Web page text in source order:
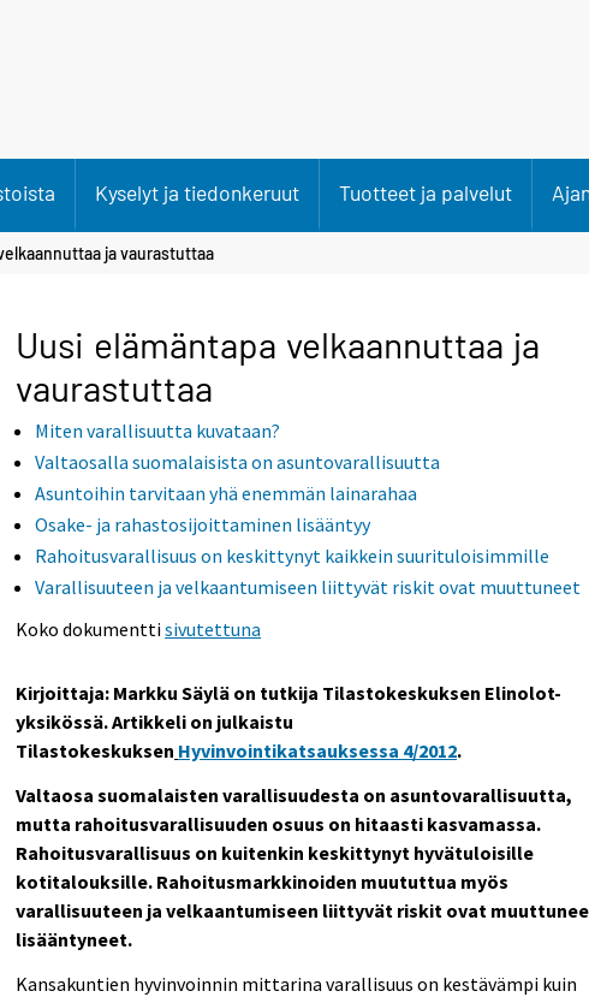
Kyselyt ja tiedonkeruut Tuotteet ja palvelut
ja vaurastuttaa
Uusi elämäntapa velkaannuttaa ja
vaurastuttaa
Miten varallisuutta kuvataan?
Valtaosalla suomalaisista on asuntovarallisuutta
Asuntoihin tarvitaan yhä enemmän lainarahaa
Osake- ja rahastosijoittaminen lisääntyy
Rahoitusvarallisuus on keskittynyt kaikkein suurituloisimmille
Varallisuuteen ja velkaantumiseen liittyvät riskit ovat muuttuneet
Koko dokumenttisivutettuna
Kirjoittaja: Markku Säylä on tutkija Tilastokeskuksen Elinolot-
yksikössä. Artikkeli on julkaistu
Tilastokeskuksen Hyvinvointikatsauksessa 4/2012.
Valtaosa suomalaisten varallisuudesta on asuntovarallisuutta,
mutta rahoitusvarallisuuden osuus on hitaasti kasvamassa.
Rahoitusvarallisuus on kuitenkin keskittynyt hyvätuloisille
kotitalouksille. Rahoitusmarkkinoiden muututtua myös
varallisuuteen ja velkaantumiseen liittyvät riskit ovat
lisääntyneet.
Kansakuntien hyvinvoinnin mittarina varallisuus on kestävämpi kuin